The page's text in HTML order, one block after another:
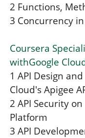
2 Functions,
3 Concurrency
Coursera
withGoogle
1 API Design
Cloud's Apigee
2 API Security
Platform
3 API